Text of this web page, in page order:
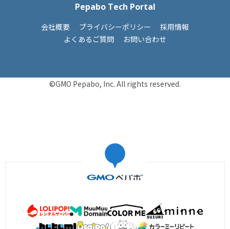
Pepabo Tech Portal
会社概要 プライバシーポリシー
採用情報
よくあるご質問
お問い合わせ
©GMO Pepabo, Inc. All rights reserved.